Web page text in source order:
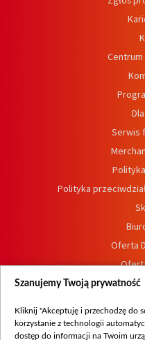
Centrum
Serwis
Polityka
Oferta
Procedura
Szanujemy Twoją prywatność
Kliknij "Akceptuję i przechodzę do
korzystanie z technologii
dostęp do informacji na Twoim